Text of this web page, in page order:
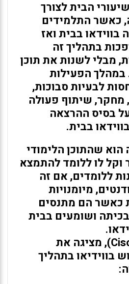
הבית לצורך
כאשר התלמידים
בווידאו בבית ואז
בתהליך זה
מבלי לשנות את תוכן
במהלך הפעילות
לבעיות סבוכות,
מחקר, שיתוף פעולה
בסיס ההרצאה
בבית.
הוא שהתוכן הלימודי
וקל לו ללומד להתמצא
ללומדים, אם זה
מיומנויות
כאשר הם מתנסים
ושומעים בבית
חברת סיסקו (Cisco), מציגה את
בווידיאו בתהליך